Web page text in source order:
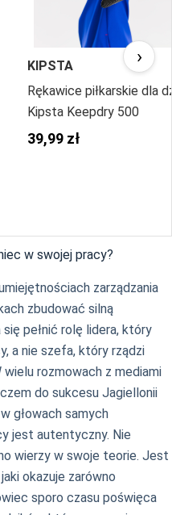
KIPSTA
Rękawice piłkarskie dla
Kipsta Keepdry 500
39,99 zł
›
w swojej pracy?
zarządzania
zbudować silną
pełnić rolę lidera, który
a nie szefa, który rządzi
rozmowach z mediami
do sukcesu Jagiellonii
głowach samych
jest autentyczny. Nie
wierzy w swoje teorie. Jest
okazuje zarówno
sporo czasu poświęca